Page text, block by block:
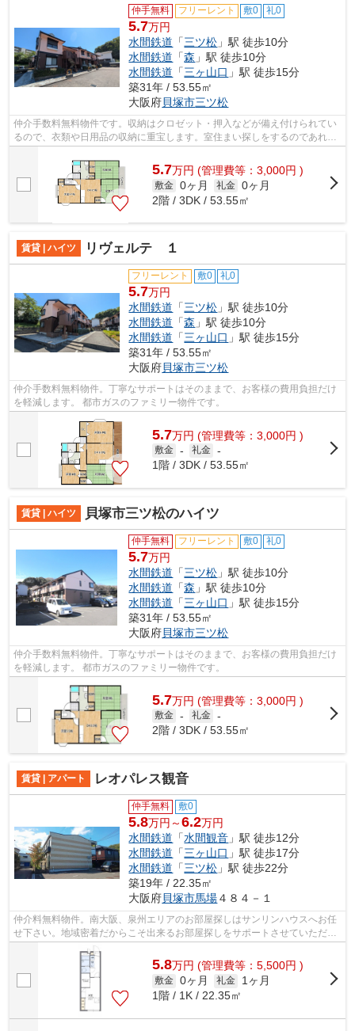
仲手無料 フリーレント 敷0 礼0
5.7万円
水間鉄道 「三ツ松 」駅 徒歩10分
水間鉄道 「森 」駅 徒歩10分
水間鉄道 「三ヶ山口 」駅 徒歩15分
築31年 / 53.55㎡
大阪府貝塚市三ツ松
仲介手数料無料物件です。収納はクロゼット・押入などが備え付けられてい
るので、衣類や日用品の収納に重宝します。室住まい探しをするのであれ
5.7万円 (管理費等：3,000円 )
敷金 0ヶ月 礼金 0ヶ月
2階 / 3DK / 53.55㎡
賃貸 | ハイツ リヴェルテ １
フリーレント 敷0 礼0
5.7万円
水間鉄道 「三ツ松 」駅 徒歩10分
水間鉄道 「森 」駅 徒歩10分
水間鉄道 「三ヶ山口 」駅 徒歩15分
築31年 / 53.55㎡
大阪府貝塚市三ツ松
仲介手数料無料物件。丁寧なサポートはそのままで、お客様の費用負担だけ
を軽減します。 都市ガスのファミリー物件です。
5.7万円 (管理費等：3,000円 )
敷金 - 礼金 -
1階 / 3DK / 53.55㎡
賃貸 | ハイツ 貝塚市三ツ松のハイツ
仲手無料 フリーレント 敷0 礼0
5.7万円
水間鉄道 「三ツ松 」駅 徒歩10分
水間鉄道 「森 」駅 徒歩10分
水間鉄道 「三ヶ山口 」駅 徒歩15分
築31年 / 53.55㎡
大阪府貝塚市三ツ松
仲介手数料無料物件。丁寧なサポートはそのままで、お客様の費用負担だけ
を軽減します。 都市ガスのファミリー物件です。
5.7万円 (管理費等：3,000円 )
敷金 - 礼金 -
2階 / 3DK / 53.55㎡
賃貸 | アパート レオパレス観音
仲手無料 敷0
5.8万円～6.2万円
水間鉄道 「水間観音 」駅 徒歩12分
水間鉄道 「三ヶ山口 」駅 徒歩17分
水間鉄道 「三ツ松 」駅 徒歩22分
築19年 / 22.35㎡
大阪府貝塚市馬場４８４－１
仲介料無料物件。南大阪、泉州エリアのお部屋探しはサンリンハウスへお任
せ下さい。地域密着だからこそ出来るお部屋探しをサポートさせていただき
ます。
5.8万円 (管理費等：5,500円 )
敷金 0ヶ月 礼金
1ヶ月
1階 / 1K / 22.35㎡